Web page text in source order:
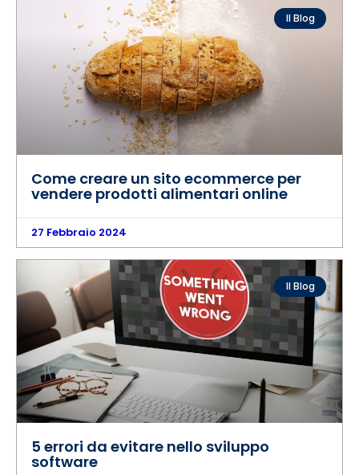
Il Blog
Come creare un sito ecommerce per
vendere prodotti alimentari online
27 Febbraio 2024
Il Blog
5 errori da evitare nello sviluppo
software